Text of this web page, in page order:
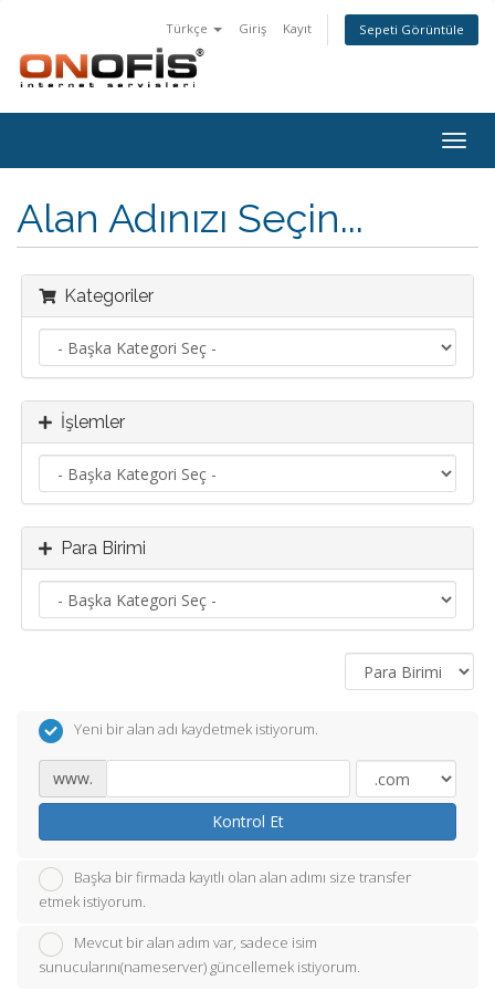
Türkçe Giriş Kayıt Sepeti Görüntüle
Alan Adınızı Seçin...
Kategoriler
İşlemler
Para Birimi
Yeni bir alan adı kaydetmek istiyorum.
www.
Kontrol Et
Başka bir firmada kayıtlı olan alan adımı size transfer
etmek istiyorum.
Mevcut bir alan adım var, sadece isim
sunucularını(nameserver) güncellemek istiyorum.